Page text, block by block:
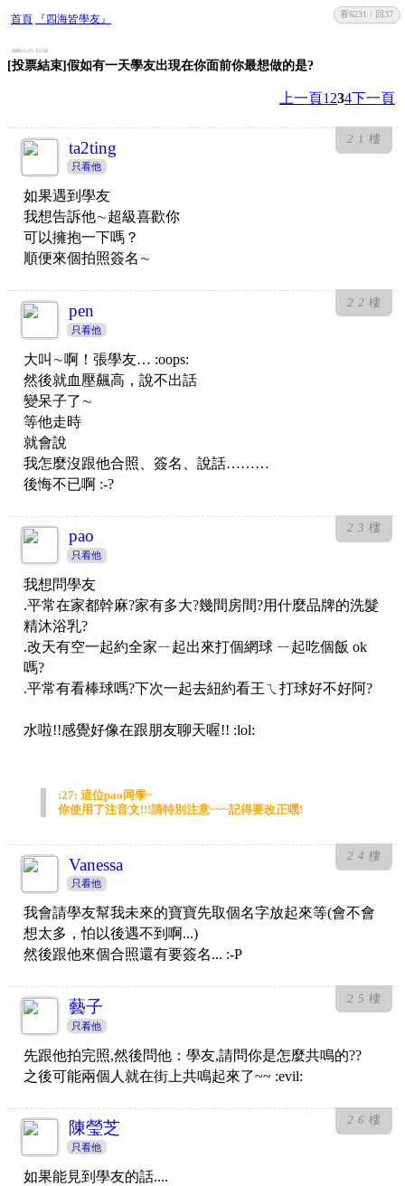
首頁 『四海皆學友』 收藏 回復
- 2006-5-25 15:58
[投票結束]假如有一天學友出現在你面前你最想做的是?
看6231 / 回37
上一頁1 234下一頁
21 樓
ta2ting
只看他
如果遇到學友
我想告訴他∼超級喜歡你
可以擁抱一下嗎？
順便來個拍照簽名∼
22 樓
pen
只看他
大叫∼啊！張學友… :oops:
然後就血壓飆高，說不出話
變呆子了∼
等他走時
就會說
我怎麼沒跟他合照、簽名、說話………
後悔不已啊 :-?
23 樓
pao
只看他
我想問學友
.平常在家都幹麻?家有多大?幾間房間?用什麼品牌的洗髮
精沐浴乳?
.改天有空一起約全家ㄧ起出來打個網球 ㄧ起吃個飯 ok
嗎?
.平常有看棒球嗎?下次一起去紐約看王ㄟ打球好不好阿?
水啦!!感覺好像在跟朋友聊天喔!! :lol:
:27: 這位pao同學~
你使用了注音文!!!請特別注意~~~記得要改正嘿!
24 樓
Vanessa
只看他
我會請學友幫我未來的寶寶先取個名字放起來等(會不會
想太多，怕以後遇不到啊...)
然後跟他來個合照還有要簽名... :-P
25 樓
藝子
只看他
先跟他拍完照,然後問他：學友,請問你是怎麼共鳴的??
之後可能兩個人就在街上共鳴起來了~~ :evil:
26 樓
陳瑩芝
只看他
如果能見到學友的話....